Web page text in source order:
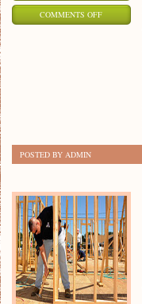
COMMENTS OFFON
POSTED BY ADMIN